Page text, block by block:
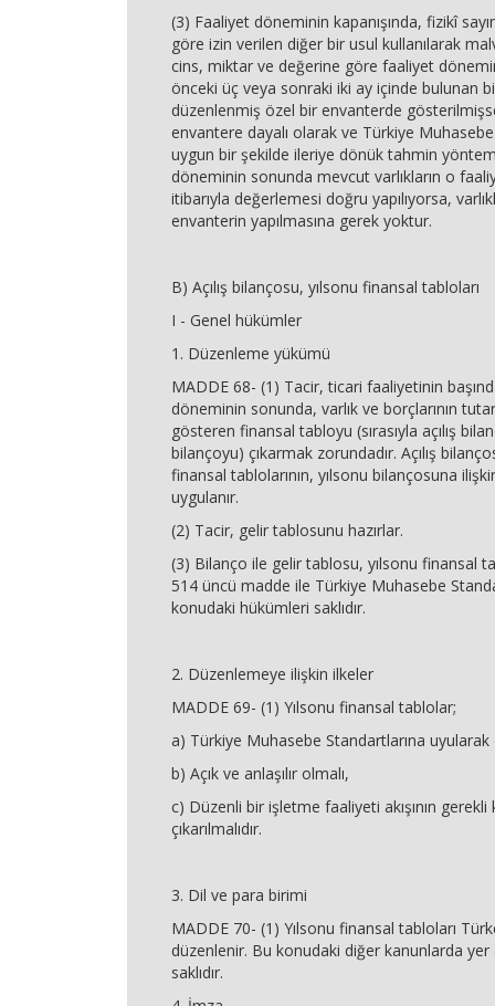
(3) Faaliyet döneminin kapanışında, fizikî
göre izin verilen diğer bir usul kullanılarak
cins, miktar ve değerine göre faaliyet
önceki üç veya sonraki iki ay içinde bulunan
düzenlenmiş özel bir envanterde
envantere dayalı olarak ve Türkiye
uygun bir şekilde ileriye dönük tahmin
döneminin sonunda mevcut varlıkların o
itibarıyla değerlemesi doğru yapılıyorsa,
envanterin yapılmasına gerek yoktur.
B) Açılış bilançosu, yılsonu finansal tabloları
I - Genel hükümler
1. Düzenleme yükümü
MADDE 68- (1) Tacir, ticari faaliyetinin
döneminin sonunda, varlık ve borçlarının
gösteren finansal tabloyu (sırasıyla açılış
bilançoyu) çıkarmak zorundadır. Açılış
finansal tablolarının, yılsonu bilançosuna
uygulanır.
(2) Tacir, gelir tablosunu hazırlar.
(3) Bilanço ile gelir tablosu, yılsonu finansal
514 üncü madde ile Türkiye Muhasebe
konudaki hükümleri saklıdır.
2. Düzenlemeye ilişkin ilkeler
MADDE 69- (1) Yılsonu finansal tablolar;
a) Türkiye Muhasebe Standartlarına
b) Açık ve anlaşılır olmalı,
c) Düzenli bir işletme faaliyeti akışının gerekli
çıkarılmalıdır.
3. Dil ve para birimi
MADDE 70- (1) Yılsonu finansal tabloları
düzenlenir. Bu konudaki diğer kanunlarda
saklıdır.